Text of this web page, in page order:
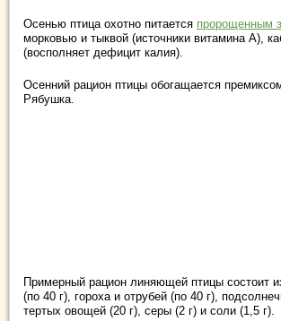
Осенью птица охотно питается пророщенным
морковью и тыквой (источники витамина А),
(восполняет дефицит калия).
Осенний рацион птицы обогащается
Рябушка.
Примерный рацион линяющей птицы состоит
(по 40 г), гороха и отрубей (по 40 г),
тертых овощей (20 г), серы (2 г) и соли (1,5 г).